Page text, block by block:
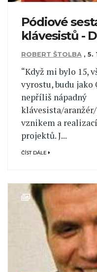
Pódiové
klávesistů -
ROBERT ŠTOLBA , 5.
“Když mi bylo 15,
vyrostu, budu jako
nepříliš nápadný
klávesista/
vznikem a
projektů. J...
ČÍST DÁLE